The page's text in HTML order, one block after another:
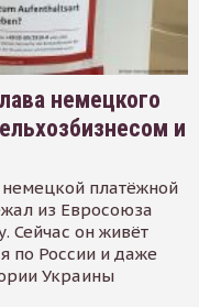
немецкого
и
платёжной
из Евросоюза
Сейчас он живёт
по России и даже
Украины